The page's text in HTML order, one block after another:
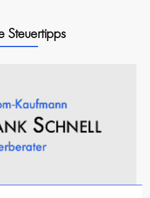
Steuertipps